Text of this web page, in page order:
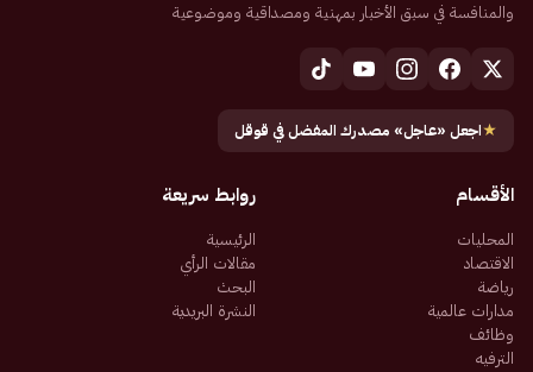
والمنافسة في سبق الأخبار بمهنية ومصداقية وموضوعية
★اجعل «عاجل» مصدرك المفضل في قوقل
الأقسام
المحليات
الاقتصاد
رياضة
مدارات عالمية
وظائف
الترفيه
روابط سريعة
الرئيسية
مقالات الرأي
البحث
النشرة البريدية